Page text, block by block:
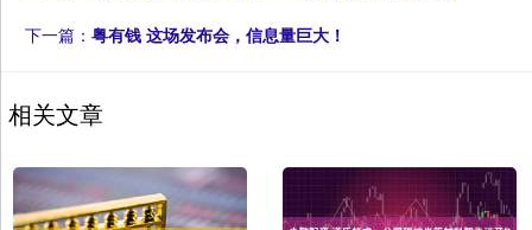
下一篇： 粤有钱 这场发布会，信息量巨大！
相关文章